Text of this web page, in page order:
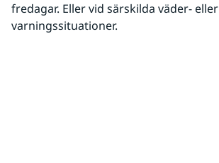
fredagar. Eller vid särskilda väder- eller
varningssituationer.